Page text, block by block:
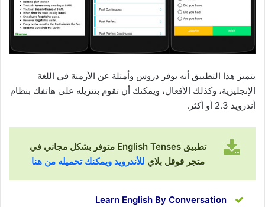
يتميز هذا التطبيق أنه يوفر دروس وأمثلة عن الأزمنة في اللغة
الإنجليزية، وكذلك الأفعال، ويمكنك أن تقوم بتنزيله على هاتفك بنظام
أندرويد 2.3 أو أكثر.
تطبيق English Tenses متوفر بشكل مجاني في
متجر قوقل بلاي للأندرويد ويمكنك تحميله من هنا
Learn English By Conversation